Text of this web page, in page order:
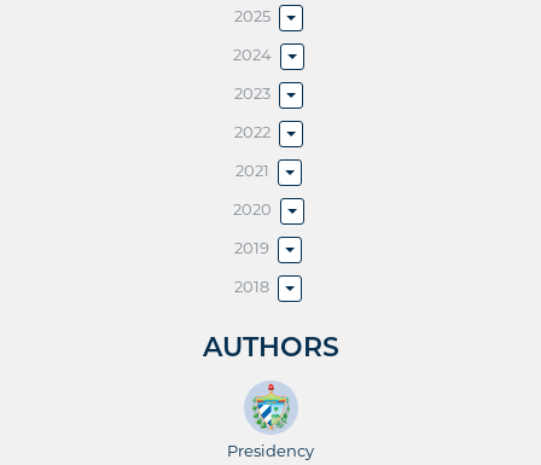
2025
2024
2023
2022
2021
2020
2019
2018
AUTHORS
Presidency